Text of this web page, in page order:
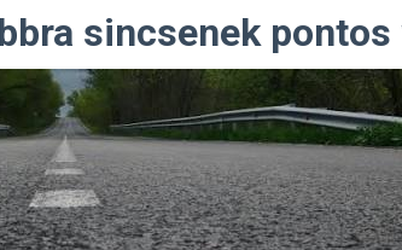
sincsenek pontos